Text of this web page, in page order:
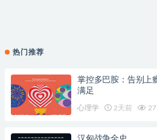
热门推荐
掌控多巴胺：告别上
满足
心理学 2天前